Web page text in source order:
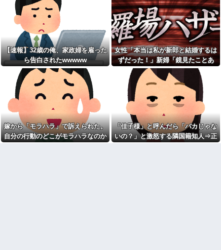
長い毛を見て「あら、私の毛よ
り長いみたい」と言ったら…
私「私と結婚して幸せ？」旦
那「お前もそう思うだろ？」→
その返事が忘れられず、後日ま
さかの展開に…
私「映画代、5000円出すね」
彼「はい、お釣り」→受け取っ
た金額を見て、デート中の違和
感に気づいてしまい…
憲法9条の内容をめぐって同級
生と大揉め。誰かが意義を申し
立てると「憲法に逆らうなやハ
ンザイ者www」とかほざき...
【しまった…】 コトメに追い
出されたトメと二世帯住宅を建
て、「２F(夫婦のエリア)には絶
対に上がらない」という約束を
したが、早速破って2Fに上が...
言われた
【画像】速水もこみちが新オ
ープンしたカフェ、サンドイッ
チ1つ3000円
wwwwwwwwwwwwwwwwww
wwwwwwww他
宅配のにーちゃんが米を配達
してくれたら、さっきから外で
話し声が…？「おすそ分けなら
五キロで良いんだけどなぁ」私
(一体誰だよ?!)→夜、友人と飲ん
でいたらピンポーン→結果
なんなのよ！！！すごいわ掃
除！！！！
【ネット史】「鏡の中のアク
トレス事件」夫は正しかったの
に、なぜ喧嘩は終わらなかった
のか
【胸糞】「食に執着がない」
くて溜息が出る
周囲が動き出して…
【速報】32歳の俺、家政婦を雇った
ら告白されたwwwww
女性「本当は私が新郎と結婚するは
ずだった！」新婦「鏡見たことあ
る？」→披露宴が一瞬で騒然となっ
て…
嫁から「モラハラ」で訴えられた。
自分の行動のどこがモラハラなのか
「佳子様」と呼んだら「バカじゃな
いの？」と激怒する隣国籍知人⇒正